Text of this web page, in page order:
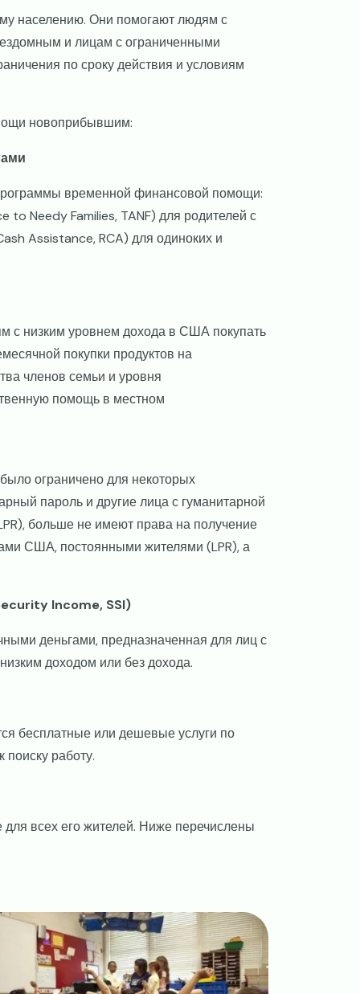
населению. Они помогают людям с
и лицам с ограниченными
по сроку действия и условиям
новоприбывшим:
временной финансовой помощи:
Needy Families, TANF) для родителей с
Assistance, RCA) для одиноких и
с низким уровнем дохода в США покупать
покупки продуктов на
членов семьи и уровня
помощь в местном
ограничено для некоторых
пароль и другие лица с гуманитарной
больше не имеют права на получение
США, постоянными жителями (LPR), а
Income, SSI)
деньгами, предназначенная для лиц с
доходом или без дохода.
бесплатные или дешевые услуги по
поиску работу.
всех его жителей. Ниже перечислены